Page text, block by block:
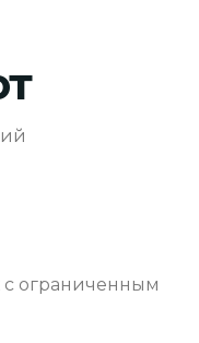
с ограниченным